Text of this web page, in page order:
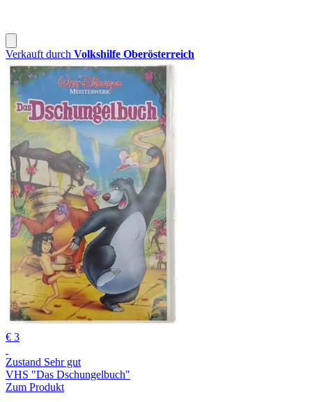
Verkauft durch Volkshilfe Oberösterreich
€ 3
Zustand Sehr gut
VHS "Das Dschungelbuch"
Zum Produkt